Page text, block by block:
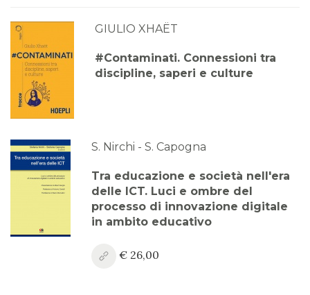
GIULIO XHAËT
#Contaminati. Connessioni tra
discipline, saperi e culture
S. Nirchi - S. Capogna
Tra educazione e società nell'era
delle ICT. Luci e ombre del
processo di innovazione digitale
in ambito educativo
€ 26,00